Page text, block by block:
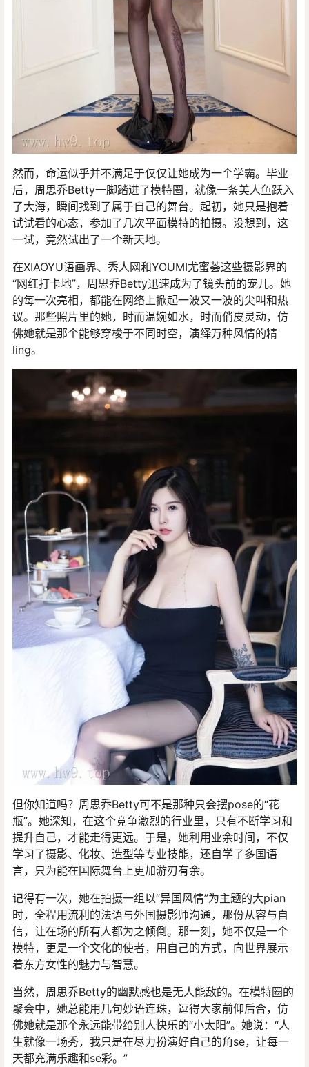
然而，命运似乎并不满足于仅仅让她成为一个学霸。毕业
后，周思乔Betty一脚踏进了模特圈，就像一条美人鱼跃入
了大海，瞬间找到了属于自己的舞台。起初，她只是抱着
试试看的心态，参加了几次平面模特的拍摄。没想到，这
一试，竟然试出了一个新天地。
在XIAOYU语画界、秀人网和YOUMI尤蜜荟这些摄影界的
“网红打卡地”，周思乔Betty迅速成为了镜头前的宠儿。她
的每一次亮相，都能在网络上掀起一波又一波的尖叫和热
议。那些照片里的她，时而温婉如水，时而俏皮灵动，仿
佛她就是那个能够穿梭于不同时空，演绎万种风情的精
ling。
但你知道吗？周思乔Betty可不是那种只会摆pose的“花
瓶”。她深知，在这个竞争激烈的行业里，只有不断学习和
提升自己，才能走得更远。于是，她利用业余时间，不仅
学习了摄影、化妆、造型等专业技能，还自学了多国语
言，只为能在国际舞台上更加游刃有余。
记得有一次，她在拍摄一组以“异国风情”为主题的大pian
时，全程用流利的法语与外国摄影师沟通，那份从容与自
信，让在场的所有人都为之倾倒。那一刻，她不仅是一个
模特，更是一个文化的使者，用自己的方式，向世界展示
着东方女性的魅力与智慧。
当然，周思乔Betty的幽默感也是无人能敌的。在模特圈的
聚会中，她总能用几句妙语连珠，逗得大家前仰后合，仿
佛她就是那个永远能带给别人快乐的“小太阳”。她说：“人
生就像一场秀，我只是在尽力扮演好自己的角se，让每一
天都充满乐趣和se彩。”